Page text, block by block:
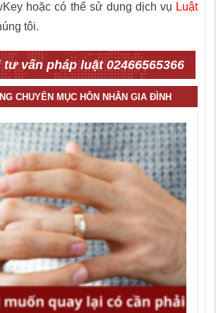
hoặc có thể sử dụng dịch vụ Luật
tôi.
tư vấn pháp luật 02466565366
CHUYÊN MỤC HÔN NHÂN GIA ĐÌNH